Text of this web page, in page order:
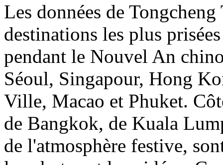
Les données de
destinations les plus
pendant le Nouvel An
Séoul, Singapour, Hong
Ville, Macao et Phuket.
de Bangkok, de Kuala
de l'atmosphère festive,